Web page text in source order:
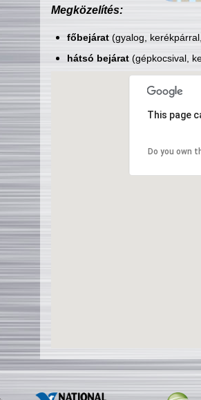
Megközelítés:
főbejárat(gyalog,
hátsó bejárat(gépkocsival,
This page
Do you own